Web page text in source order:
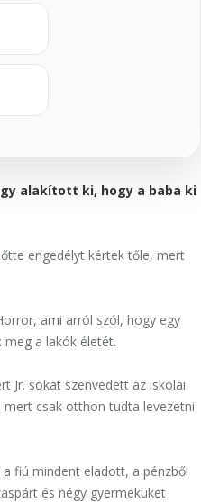
alakított ki, hogy a baba ki
engedélyt kértek tőle, mert
ami arról szól, hogy egy
a lakók életét.
Jr. sokat szenvedett az iskolai
mert csak otthon tudta levezetni
fiú mindent eladott, a pénzből
és négy gyermeküket